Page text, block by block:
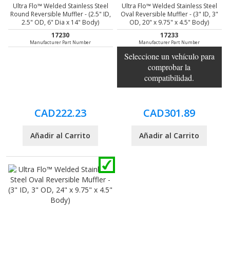
Ultra Flo™ Welded Stainless Steel
Round Reversible Muffler - (2.5" ID,
2.5" OD, 6" Dia x 14" Body)
17230
Manufacturer Part Number
CAD222.23
Añadir al Carrito
Ultra Flo™ Welded Stainless Steel
Oval Reversible Muffler - (3" ID, 3"
OD, 20" x 9.75" x 4.5" Body)
17233
Manufacturer Part Number
Seleccione un vehículo para
comprobar la
compatibilidad.
CAD301.89
Añadir al Carrito